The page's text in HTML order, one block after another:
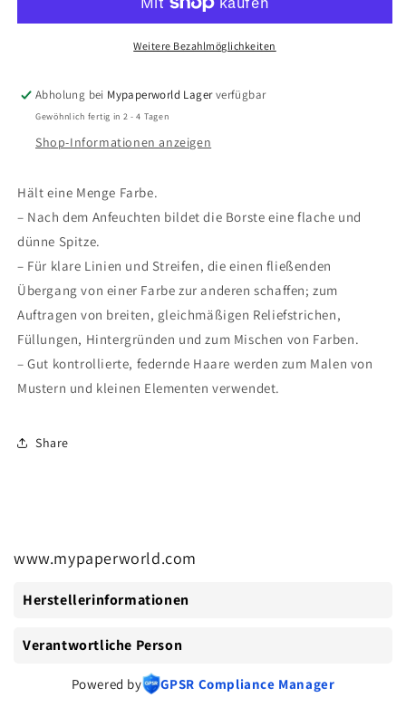
,Flame
Kurzer
Stiel
Pinsel
,Flame
1368
Kurzer
Stiel
Weitere Bezahlmöglichkeiten
Abholung bei Mypaperworld Lagerverfügbar
Gewöhnlich fertig in 2 - 4 Tagen
Shop-Informationen anzeigen
Hält eine Menge Farbe.
– Nach dem Anfeuchten bildet die Borste eine flache und
dünne Spitze.
– Für klare Linien und Streifen, die einen fließenden
Übergang von einer Farbe zur anderen schaffen; zum
Auftragen von breiten, gleichmäßigen Reliefstrichen,
Füllungen, Hintergründen und zum Mischen von Farben.
– Gut kontrollierte, federnde Haare werden zum Malen von
Mustern und kleinen Elementen verwendet.
Share
www.mypaperworld.com
Herstellerinformationen
Verantwortliche Person
Powered by GPSR Compliance Manager